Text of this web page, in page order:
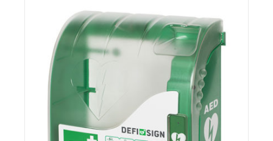
TOEVOEGEN AAN WINKELWAGEN / DETAILS